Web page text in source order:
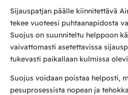
Sijauspatjan päälle kiinnitettävä
tekee vuoteesi puhtaanapidosta
Suojus on suunniteltu helppoon
vaivattomasti asetettavissa
tukevasti paikallaan kulmissa
Suojus voidaan poistaa helposti,
pesuprosessista nopean ja